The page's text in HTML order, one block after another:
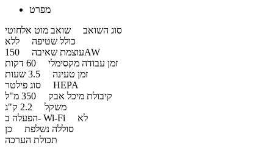
מפרט
סוג השואב שואב מוט אלחוטי
כולל שטיפה ללא
עוצמת שאיבה150AW
זמן עבודה מקסימלי
זמן טעינה
סוג פילטר HEPA
קיבולת מיכל אבק
משקל
הפעלה ב- Wi-Fi
לא
סוללה נשלפת כן
תכולת הערכה